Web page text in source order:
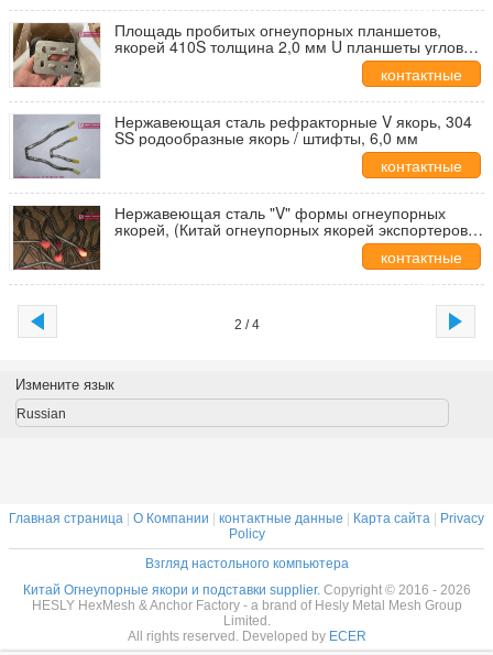
данные
Площадь пробитых огнеупорных планшетов,
якорей 410S толщина 2,0 мм U планшеты угловые
контактные
данные
Нержавеющая сталь рефракторные V якорь, 304
SS родообразные якорь / штифты, 6,0 мм
контактные
данные
Нержавеющая сталь "V" формы огнеупорных
якорей, (Китай огнеупорных якорей экспортеров),
контактные
данные
2 / 4
Измените язык
Russian
Главная страница О Компании контактные данные Карта сайта
Privacy
Policy
Взгляд настольного компьютера
Китай Огнеупорные якори и подставки supplier. Copyright © 2016 - 2026
HESLY HexMesh & Anchor Factory - a brand of Hesly Metal Mesh Group
Limited.
All rights reserved. Developed by ECER